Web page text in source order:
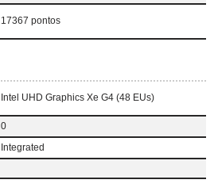
17367 pontos
Intel UHD Graphics Xe G4 (48 EUs)
0
Integrated